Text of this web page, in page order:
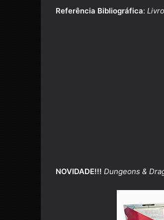
Referência Bibliográfica:
NOVIDADE!!! Dungeons &